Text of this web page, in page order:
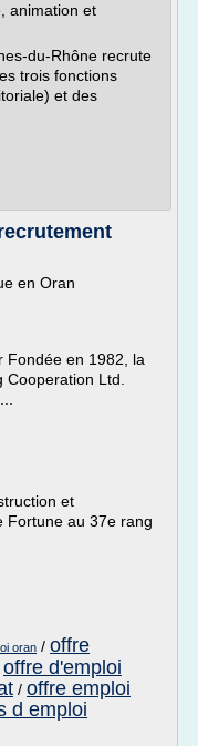
animation et
du-Rhône recrute
trois fonctions
et des
en Oran
Fondée en 1982, la
Ltd.
et
Fortune au 37e rang
oran / offre
offre d'emploi
/ offre emploi
d emploi